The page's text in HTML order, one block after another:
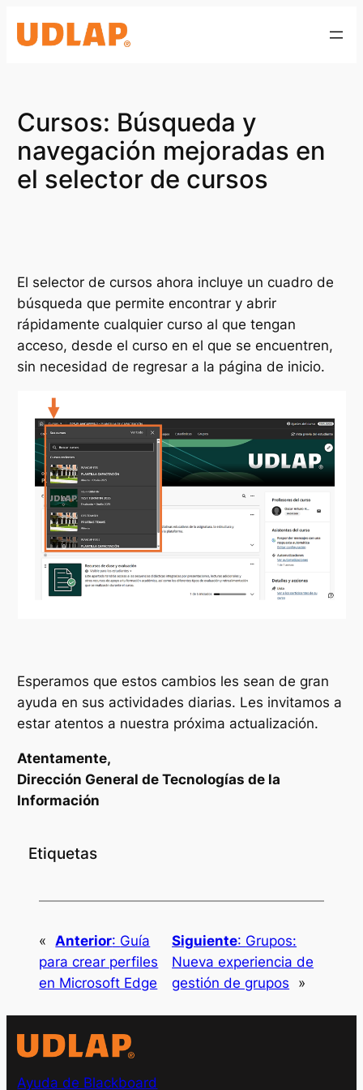
Cursos: Búsqueda y
navegación mejoradas en
el selector de cursos
El selector de cursos ahora incluye un cuadro de
búsqueda que permite encontrar y abrir
rápidamente cualquier curso al que tengan
acceso, desde el curso en el que se encuentren,
sin necesidad de regresar a la página de inicio.
Esperamos que estos cambios les sean de gran
ayuda en sus actividades diarias. Les invitamos a
estar atentos a nuestra próxima actualización.
Atentamente,
Dirección General de Tecnologías de la
Información
Etiquetas
« Anterior: Guía
para crear perfiles
en Microsoft Edge
Siguiente: Grupos:
Nueva experiencia de
gestión de grupos
»
Ayuda de Blackboard